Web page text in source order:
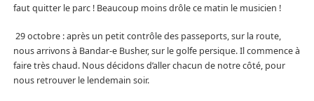
faut quitter le parc ! Beaucoup moins drôle ce matin le musicien !
29 octobre : après un petit contrôle des passeports, sur la route,
nous arrivons à Bandar-e Busher, sur le golfe persique. Il commence à
faire très chaud. Nous décidons d’aller chacun de notre côté, pour
nous retrouver le lendemain soir.